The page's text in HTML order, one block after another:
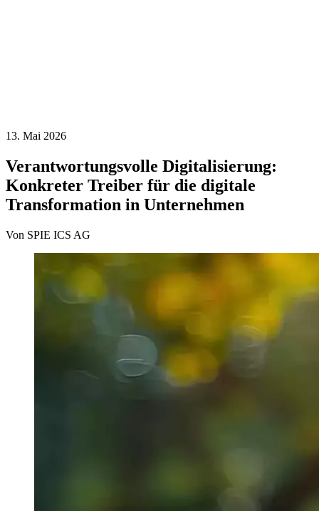
13. Mai 2026
Verantwortungsvolle Digitalisierung:
Konkreter Treiber für die digitale
Transformation in Unternehmen
Von SPIE ICS AG